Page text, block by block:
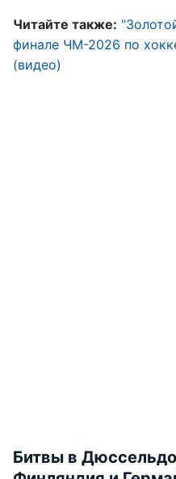
Читайте также:
финале ЧМ-2026 по
(видео)
Битвы в